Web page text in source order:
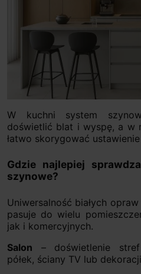
W kuchni system
doświetlić blat i wyspę, a w
łatwo skorygować
Gdzie najlepiej
szynowe?
Uniwersalność białych
pasuje do wielu
jak i komercyjnych.
Salon – doświetlenie
półek, ściany TV lub